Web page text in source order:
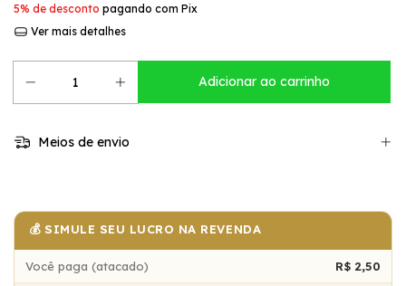
5% de desconto pagando com Pix
Ver mais detalhes
Meios de envio
💰 SIMULE SEU LUCRO NA REVENDA
Você paga (atacado) R$ 2,50